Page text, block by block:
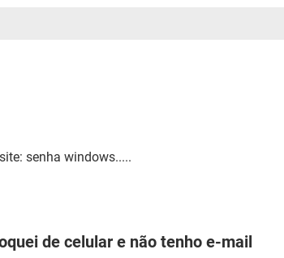
senha windows.....
de celular e não tenho e-mail